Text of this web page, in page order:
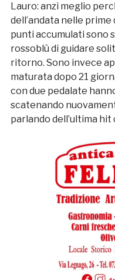
Lauro: anzi meglio
dell’andata nelle
punti accumulati sono
rossoblù di guidare
ritorno. Sono invece
maturata dopo 21
con due pedalate
scatenando
parlando dell’ultima hit